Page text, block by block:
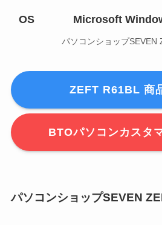
OS Microsoft
パソコンショップSEVEN
ZEFT R61BL 商
BTOパソコンカスタ
パソコンショップSEVEN